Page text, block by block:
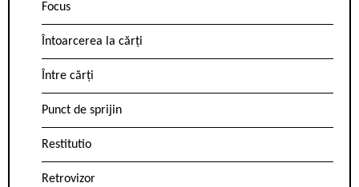
Focus
Întoarcerea la cărți
Între cărți
Punct de sprijin
Restitutio
Retrovizor